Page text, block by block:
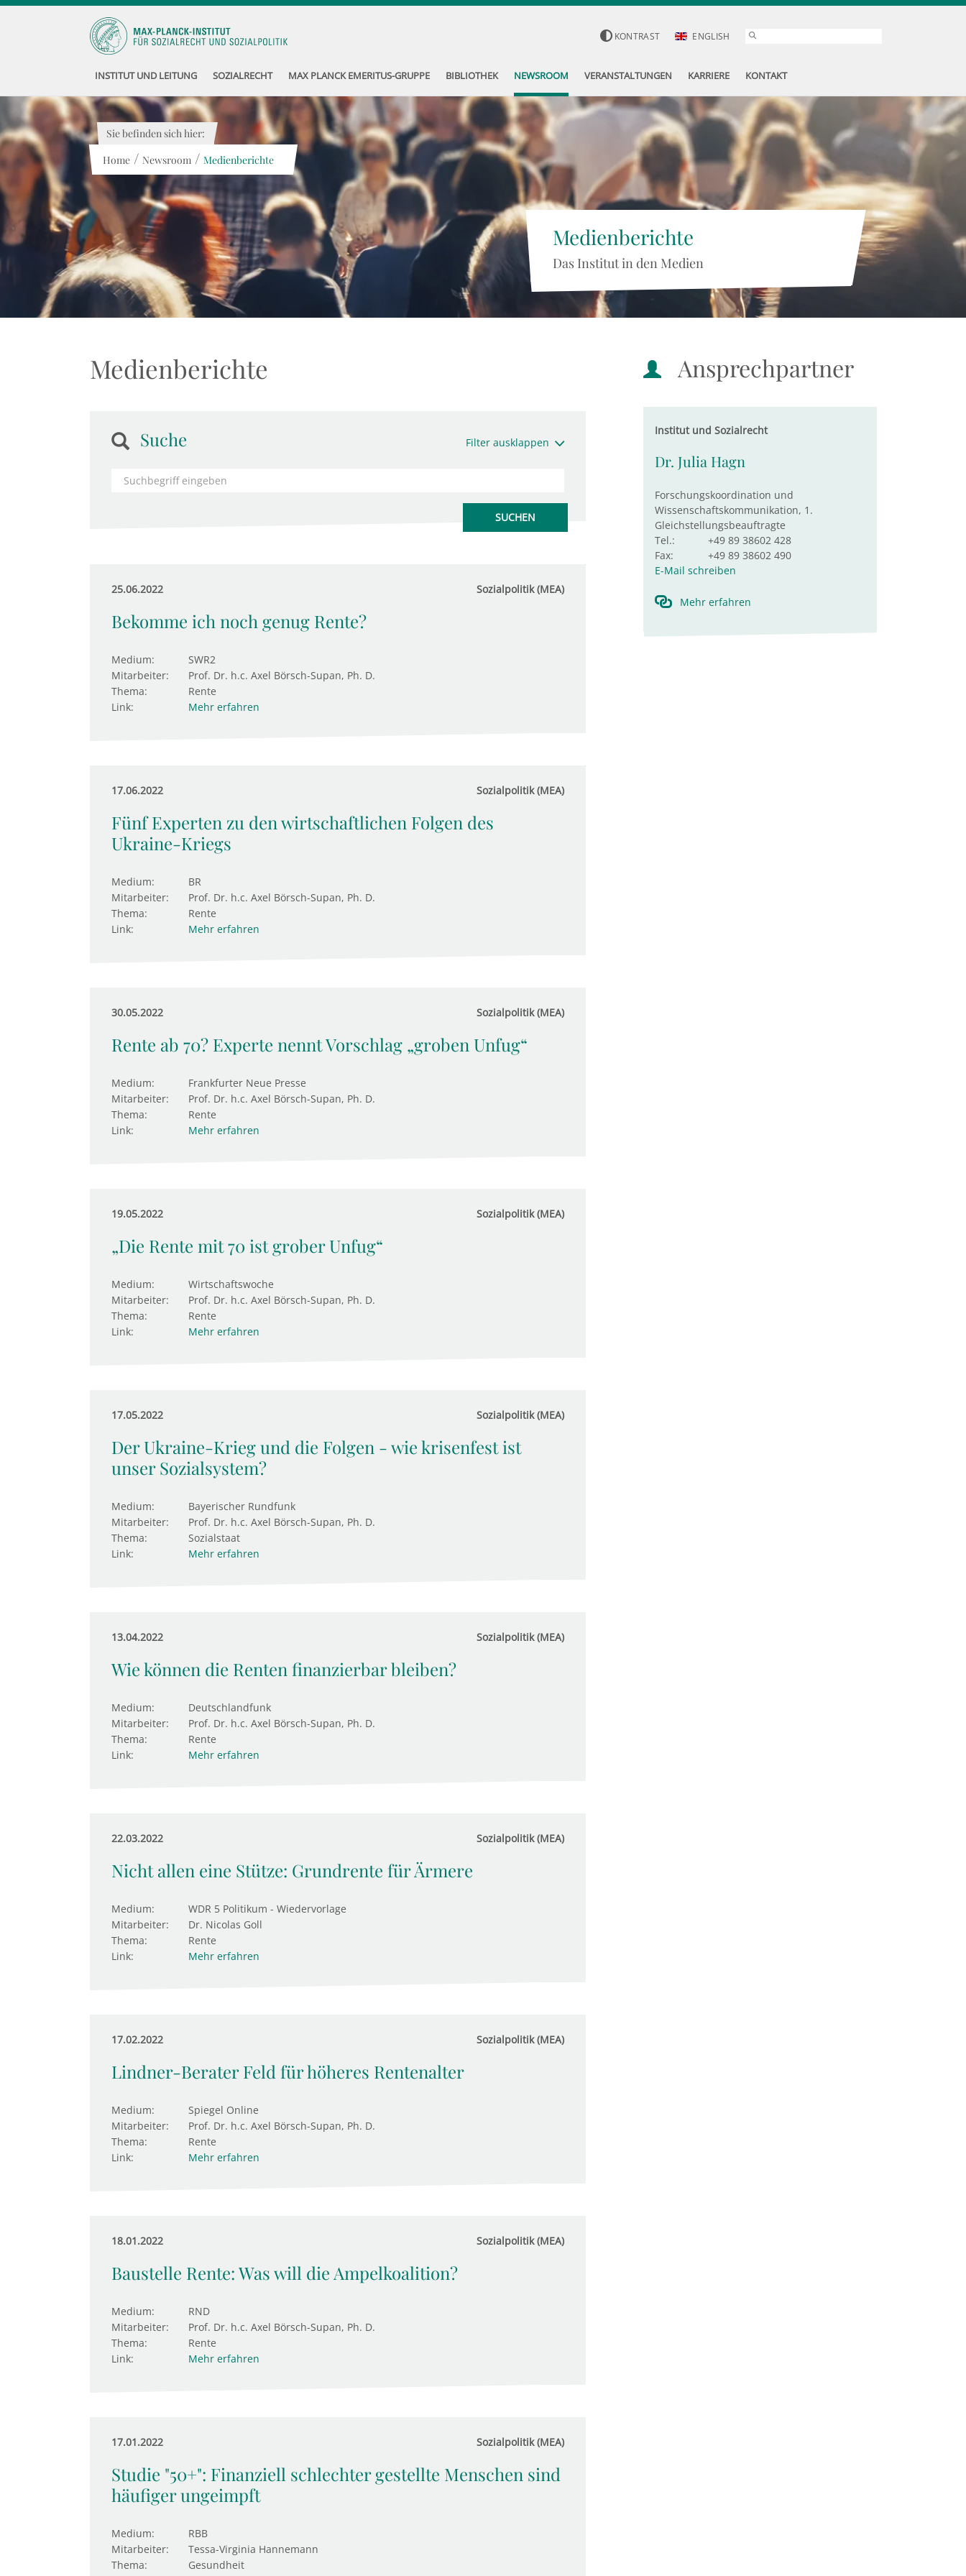
KONTRAST ENGLISH
INSTITUT UND LEITUNG SOZIALRECHT MAX PLANCK EMERITUS-GRUPPE BIBLIOTHEK NEWSROOM VERANSTALTUNGEN KARRIERE KONTAKT
Medienberichte
Das Institut in den Medien
Sie befinden sich hier:
Home / Newsroom / Medienberichte
Medienberichte
Suche Filter ausklappen
25.06.2022 Sozialpolitik (MEA)
Bekomme ich noch genug Rente?
Medium:
SWR2
Mitarbeiter:
Prof. Dr. h.c. Axel Börsch-Supan, Ph. D.
Thema:
Rente
Link:
Mehr erfahren
17.06.2022 Sozialpolitik (MEA)
Fünf Experten zu den wirtschaftlichen Folgen des
Ukraine-Kriegs
Medium:
BR
Mitarbeiter:
Prof. Dr. h.c. Axel Börsch-Supan, Ph. D.
Thema:
Rente
Link:
Mehr erfahren
30.05.2022 Sozialpolitik (MEA)
Rente ab 70? Experte nennt Vorschlag „groben Unfug“
Medium:
Frankfurter Neue Presse
Mitarbeiter:
Prof. Dr. h.c. Axel Börsch-Supan, Ph. D.
Thema:
Rente
Link:
Mehr erfahren
19.05.2022 Sozialpolitik (MEA)
„Die Rente mit 70 ist grober Unfug“
Medium:
Wirtschaftswoche
Mitarbeiter:
Prof. Dr. h.c. Axel Börsch-Supan, Ph. D.
Thema:
Rente
Link:
Mehr erfahren
17.05.2022 Sozialpolitik (MEA)
Der Ukraine-Krieg und die Folgen - wie krisenfest ist
unser Sozialsystem?
Medium:
Bayerischer Rundfunk
Mitarbeiter:
Prof. Dr. h.c. Axel Börsch-Supan, Ph. D.
Thema:
Sozialstaat
Link:
Mehr erfahren
13.04.2022 Sozialpolitik (MEA)
Wie können die Renten finanzierbar bleiben?
Medium:
Deutschlandfunk
Mitarbeiter:
Prof. Dr. h.c. Axel Börsch-Supan, Ph. D.
Thema:
Rente
Link:
Mehr erfahren
22.03.2022 Sozialpolitik (MEA)
Nicht allen eine Stütze: Grundrente für Ärmere
Medium:
WDR 5 Politikum - Wiedervorlage
Mitarbeiter:
Dr. Nicolas Goll
Thema:
Rente
Link:
Mehr erfahren
17.02.2022 Sozialpolitik (MEA)
Lindner-Berater Feld für höheres Rentenalter
Medium:
Spiegel Online
Mitarbeiter:
Prof. Dr. h.c. Axel Börsch-Supan, Ph. D.
Thema:
Rente
Link:
Mehr erfahren
18.01.2022 Sozialpolitik (MEA)
Baustelle Rente: Was will die Ampelkoalition?
Medium:
RND
Mitarbeiter:
Prof. Dr. h.c. Axel Börsch-Supan, Ph. D.
Thema:
Rente
Link:
Mehr erfahren
17.01.2022 Sozialpolitik (MEA)
Studie "50+": Finanziell schlechter gestellte Menschen sind
häufiger ungeimpft
Medium:
RBB
Mitarbeiter:
Tessa-Virginia Hannemann
Thema:
Gesundheit
Ansprechpartner
Institut und Sozialrecht
Dr. Julia Hagn
Forschungskoordination und
Wissenschaftskommunikation, 1.
Gleichstellungsbeauftragte
Tel.:
+49 89 38602 428
Fax:
+49 89 38602 490
E-Mail schreiben
Mehr erfahren